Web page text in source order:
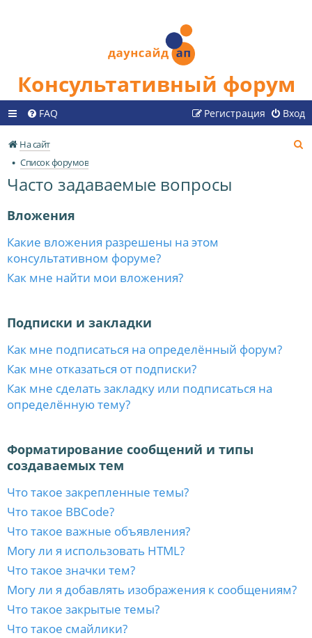
Консультативный форум
FAQ Вход
Регистрация
На сайт
Список форумов
Часто задаваемые вопросы
Вложения
Какие вложения разрешены на этом
консультативном форуме?
Как мне найти мои вложения?
Подписки и закладки
Как мне подписаться на определённый форум?
Как мне отказаться от подписки?
Как мне сделать закладку или подписаться на
определённую тему?
Форматирование сообщений и типы
создаваемых тем
Что такое закрепленные темы?
Что такое BBCode?
Что такое важные объявления?
Могу ли я использовать HTML?
Что такое значки тем?
Могу ли я добавлять изображения к сообщениям?
Что такое закрытые темы?
Что такое смайлики?